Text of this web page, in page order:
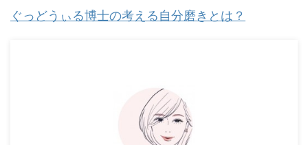
ぐっどうぃる博士の考える自分磨きとは？